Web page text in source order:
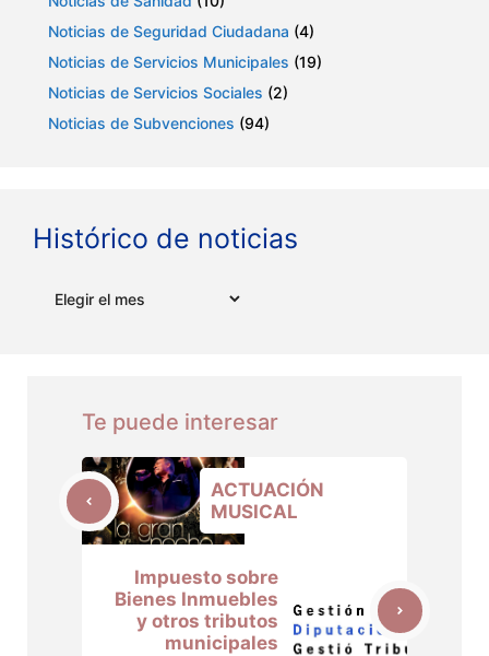
Noticias de Seguridad Ciudadana (4)
Noticias de Servicios Municipales (19)
Noticias de Servicios Sociales (2)
Noticias de Subvenciones (94)
Histórico de noticias
Te puede interesar
ACTUACIÓN
MUSICAL
Impuesto sobre
Bienes Inmuebles
y otros tributos
municipales